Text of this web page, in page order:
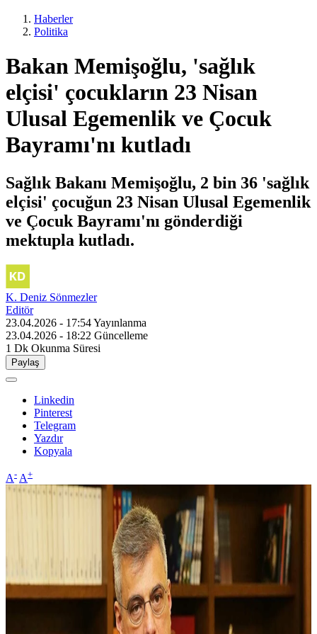
Haberler
Politika
Bakan Memişoğlu, 'sağlık
elçisi' çocukların 23 Nisan
Ulusal Egemenlik ve Çocuk
Bayramı'nı kutladı
Sağlık Bakanı Memişoğlu, 2 bin 36 'sağlık
elçisi' çocuğun 23 Nisan Ulusal Egemenlik
ve Çocuk Bayramı'nı gönderdiği
mektupla kutladı.
K. Deniz Sönmezler
Editör
23.04.2026 - 17:54Yayınlanma
23.04.2026 - 18:22 Güncelleme
1 Dk Okunma Süresi
Paylaş
Linkedin
Pinterest
Telegram
Yazdır
Kopyala
A- A+